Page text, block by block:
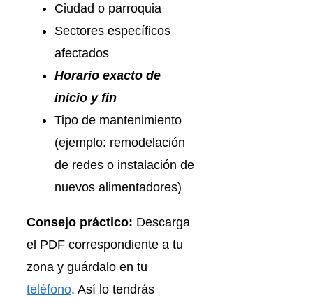
Ciudad o parroquia
Sectores específicos
afectados
Horario exacto de
inicio y fin
Tipo de mantenimiento
(ejemplo: remodelación
de redes o instalación de
nuevos alimentadores)
Consejo práctico: Descarga
el PDF correspondiente a tu
zona y guárdalo en tu
teléfono. Así lo tendrás